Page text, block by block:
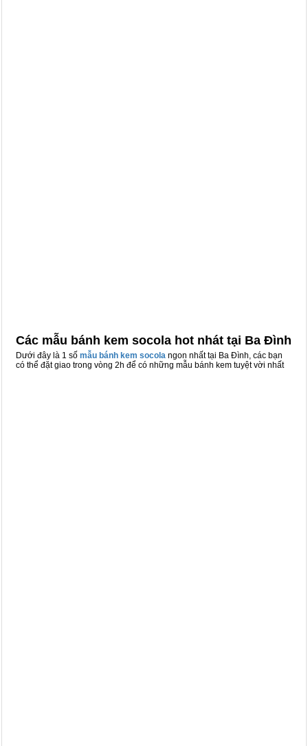
Các mẫu bánh kem socola hot nhát tại Ba Đình
Dưới đây là 1 số mẫu bánh kem socola ngon nhất tại Ba Đình, các bạn
có thể đặt giao trong vòng 2h để có những mẫu bánh kem tuyệt vời nhất